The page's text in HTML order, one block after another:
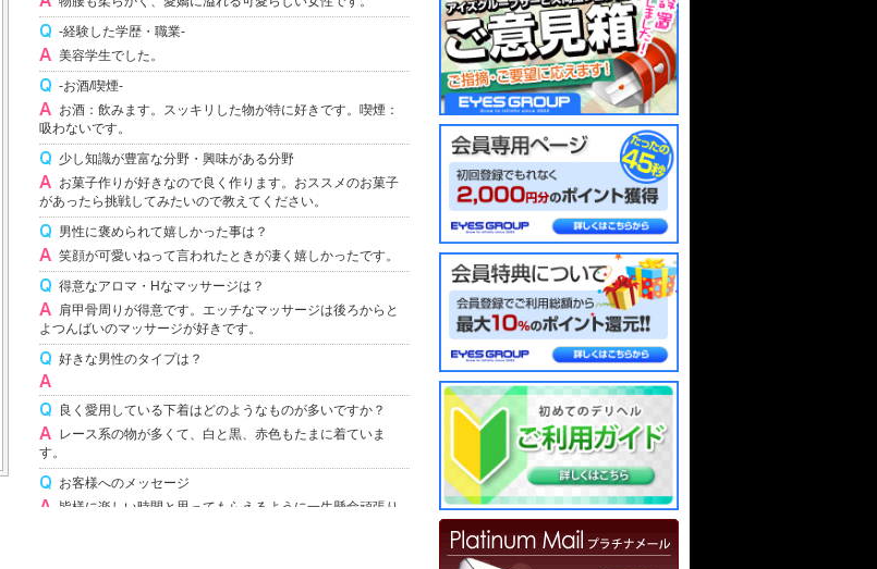
-経験した学歴・職業-
美容学生でした。
-お酒/喫煙-
お酒：飲みます。スッキリした物が特に好きです。喫煙：
吸わないです。
少し知識が豊富な分野・興味がある分野
お菓子作りが好きなので良く作ります。おススメのお菓子
があったら挑戦してみたいので教えてください。
男性に褒められて嬉しかった事は？
笑顔が可愛いねって言われたときが凄く嬉しかったです。
得意なアロマ・Hなマッサージは？
肩甲骨周りが得意です。エッチなマッサージは後ろからと
よつんばいのマッサージが好きです。
好きな男性のタイプは？
良く愛用している下着はどのようなものが多いですか？
レース系の物が多くて、白と黒、赤色もたまに着ていま
す。
お客様へのメッセージ
皆様に楽しい時間と思ってもらえるように一生懸命頑張り